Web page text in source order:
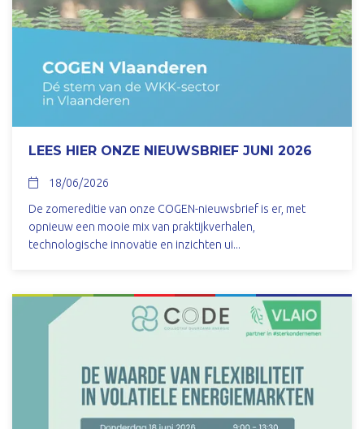
LEES HIER ONZE NIEUWSBRIEF JUNI 2026
18/06/2026
De zomereditie van onze COGEN-nieuwsbrief is er, met
opnieuw een mooie mix van praktijkverhalen,
technologische innovatie en inzichten ui...